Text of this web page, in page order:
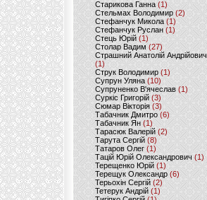
Старикова Ганна (1)
Стельмах Володимир(2)
Стефанчук Микола (1)
Стефанчук Руслан (1)
Стець Юрій (1)
Столар Вадим(27)
Страшний Анатолій Андрійович
(1)
Струк Володимир (1)
Супрун Уляна (10)
Супруненко В'ячеслав (1)
Суркіс Григорій (3)
Сюмар Вікторія (3)
Табачник Дмитро (6)
Табачник Ян(1)
Тарасюк Валерій (2)
Тарута Сергій (8)
Татаров Олег(1)
Тацій Юрій Олександрович(1)
Терещенко Юрій(1)
Терещук Олександр(6)
Терьохін Сергій (2)
Тетерук Андрій (1)